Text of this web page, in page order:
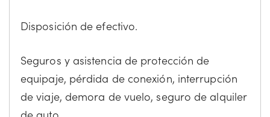
Disposición de efectivo.
Seguros y asistencia de protección de
equipaje, pérdida de conexión, interrupción
de viaje, demora de vuelo, seguro de alquiler